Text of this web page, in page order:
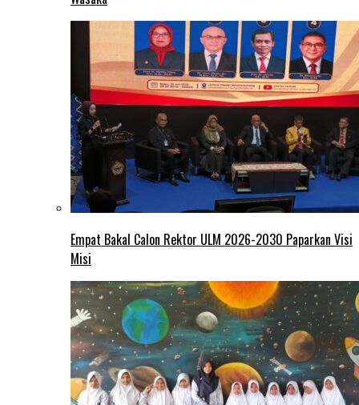
Empat Bakal Calon Rektor ULM 2026-2030 Paparkan Visi
Misi